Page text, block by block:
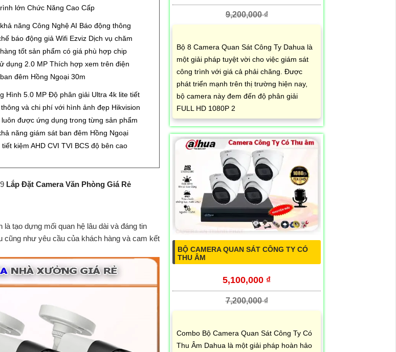
lớn Chức Năng Cao Cấp
năng Công Nghệ AI Báo động thông
báo động giả Wifi Ezviz Dịch vụ chăm
tốt sản phẩm có giá phù hợp chip
dụng 2.0 MP Thích hợp xem trên điện
đêm Hồng Ngoại 30m
Hình 5.0 MP Độ phân giải Ultra 4k lite tiết
và chi phí với hình ảnh đẹp Hikvision
được ứng dụng trong từng sản phẩm
năng giám sát ban đêm Hồng Ngoại
kiệm AHD CVI TVI BCS độ bên cao
Lắp Đặt Camera Văn Phòng Giá Rẻ
tạo dựng mối quan hệ lâu dài và đáng tin
cũng như yêu cầu của khách hàng và cam kết
9,200,000 ₫
Bộ 8 Camera Quan Sát Công Ty Dahua là
một giải pháp tuyệt vời cho việc giám sát
công trình với giá cả phải chăng. Được
phát triển mạnh trên thị trường hiện nay,
bộ camera này đem đến độ phân giải
FULL HD 1080P 2
BỘ CAMERA QUAN SÁT CÔNG TY CÓ
THU ÂM
5,100,000 ₫
7,200,000 ₫
Combo Bộ Camera Quan Sát Công Ty Có
Thu Âm Dahua là một giải pháp hoàn hảo